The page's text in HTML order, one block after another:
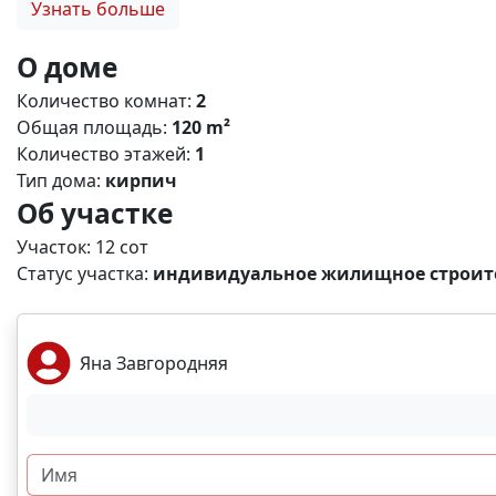
прекрасными закатами, которые так характерны для
недостроенный дом предлагает вам уникальную
специалистам уже сегодня и сделайте этот дом своим.
Узнать больше
О доме
Количество комнат: 2
Общая площадь: 120 m²
Количество этажей: 1
Тип дома: кирпич
Об участке
Участок: 12 сот
Статус участка: индивидуальное жилищное
Яна Завгородняя